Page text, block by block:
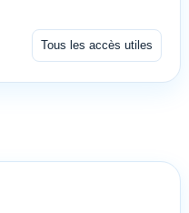
Tous les accès utiles